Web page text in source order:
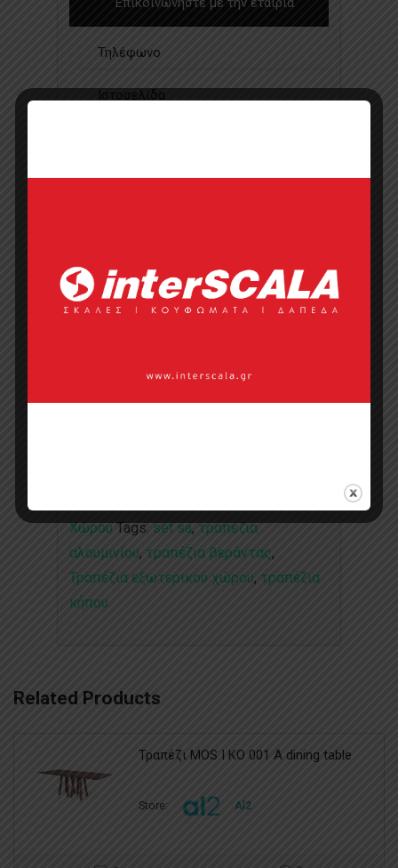
Τηλέφωνο
Ιστοσελίδα
Κάντε μια ερώτηση
Κατάλογος σε pdf
Σημεία πώλησης
Χώρου Tags:set sa,τραπέζια
αλουμινίου, τραπέζια βεράντας,
Τραπέζια εξωτερικού χώρου, τραπέζια
κήπου
Related Products
Τραπέζι MOS I KO 001 A dining table
Store: Al2